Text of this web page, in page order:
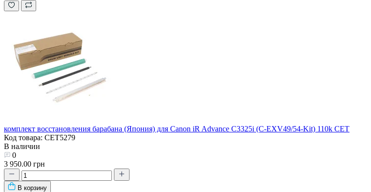
комплект восстановления барабана (Япония) для Canon iR Advance C3325i (C-EXV49/54-Kit) 110k CET
Код товара: CET5279
В наличии
0
3 950.00 грн
В корзину